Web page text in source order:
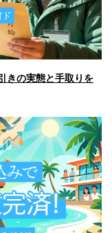
きの実態と手取りを